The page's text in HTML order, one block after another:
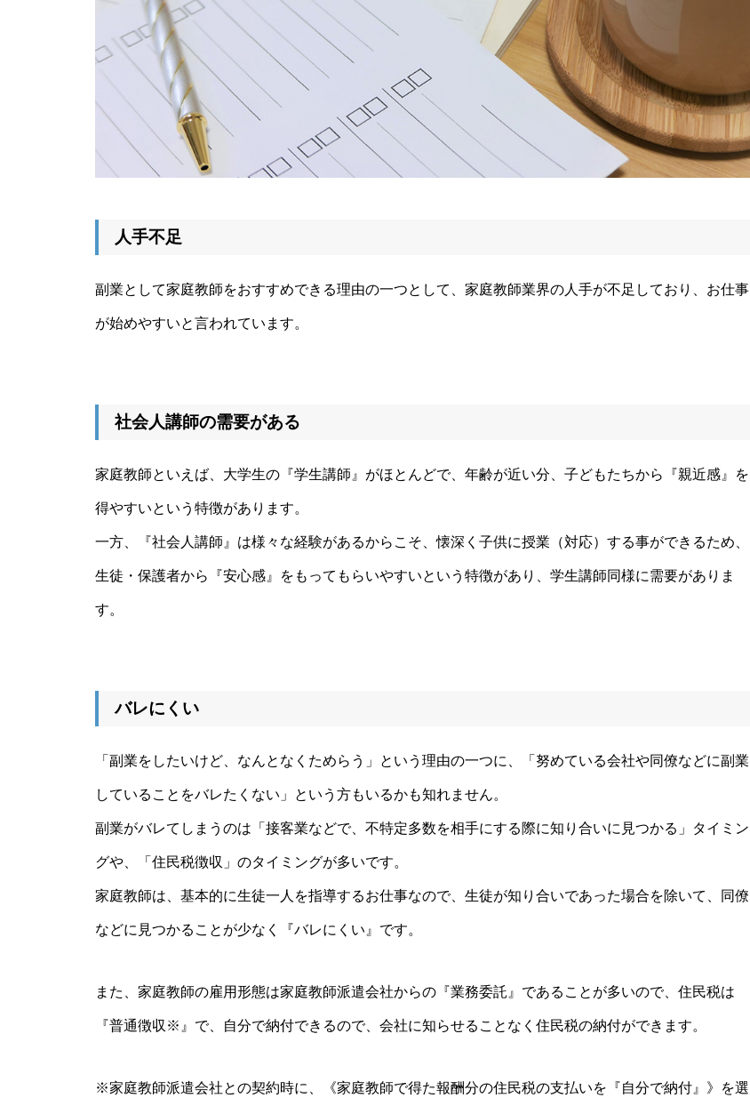
人手不足
副業として家庭教師をおすすめできる理由の一つとして、家庭教師業界の人手が不足しており、お仕事
が始めやすいと言われています。
社会人講師の需要がある
家庭教師といえば、大学生の『学生講師』がほとんどで、年齢が近い分、子どもたちから『親近感』を
得やすいという特徴があります。
一方、『社会人講師』は様々な経験があるからこそ、懐深く子供に授業（対応）する事ができるため、
生徒・保護者から『安心感』をもってもらいやすいという特徴があり、学生講師同様に需要がありま
す。
バレにくい
「副業をしたいけど、なんとなくためらう」という理由の一つに、「努めている会社や同僚などに副業
していることをバレたくない」という方もいるかも知れません。
副業がバレてしまうのは「接客業などで、不特定多数を相手にする際に知り合いに見つかる」タイミン
グや、「住民税徴収」のタイミングが多いです。
家庭教師は、基本的に生徒一人を指導するお仕事なので、生徒が知り合いであった場合を除いて、同僚
などに見つかることが少なく『バレにくい』です。
また、家庭教師の雇用形態は家庭教師派遣会社からの『業務委託』であることが多いので、住民税は
『普通徴収※』で、自分で納付できるので、会社に知らせることなく住民税の納付ができます。
※家庭教師派遣会社との契約時に、《家庭教師で得た報酬分の住民税の支払いを『自分で納付』》を選